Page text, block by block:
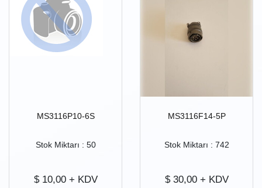
MS3116P10-6S
Stok Miktarı : 50
$ 10,00+ KDV
MS3116F14-5P
Stok Miktarı : 742
$ 30,00+ KDV